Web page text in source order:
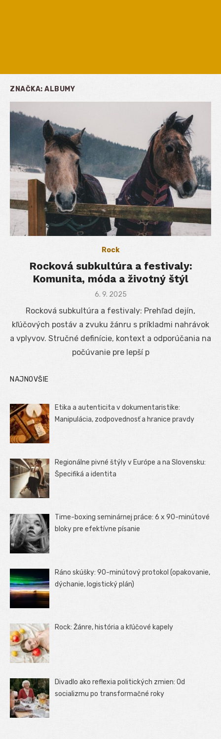
ZNAČKA: ALBUMY
Rock
Rocková subkultúra a festivaly:
Komunita, móda a životný štýl
Posted
6. 9. 2025
Rocková subkultúra a festivaly: Prehľad dejín,
kľúčových postáv a zvuku žánru s príkladmi nahrávok
a vplyvov. Stručné definície, kontext a odporúčania na
počúvanie pre lepší p
NAJNOVŠIE
Etika a autenticita v dokumentaristike:
Manipulácia, zodpovednosť a hranice pravdy
Regionálne pivné štýly v Európe a na Slovensku:
Špecifiká a identita
Time-boxing seminárnej práce: 6 x 90-minútové
bloky pre efektívne písanie
Ráno skúšky: 90-minútový protokol (opakovanie,
dýchanie, logistický plán)
Rock: Žánre, história a kľúčové kapely
Divadlo ako reflexia politických zmien: Od
socializmu po transformačné roky